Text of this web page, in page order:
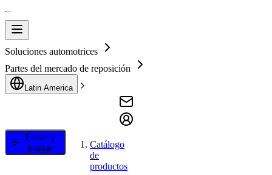
Soluciones automotrices
Partes del mercado de reposición
Latin America
Filtrar y
buscar
Catálogo
de
productos